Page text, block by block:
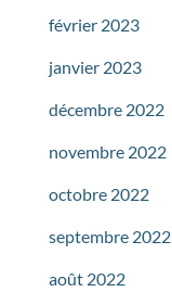
février 2023
janvier 2023
décembre 2022
novembre 2022
octobre 2022
septembre 2022
août 2022